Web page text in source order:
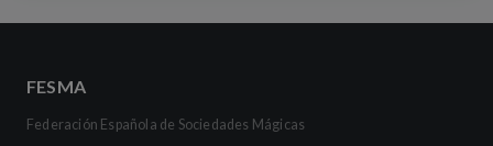
FESMA
Federación Española de Sociedades Mágicas